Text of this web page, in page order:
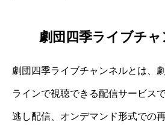
劇団四季ライブチ
劇団四季ライブチャンネルとは、
ラインで視聴できる配信サービス
逃し配信、オンデマンド形式での